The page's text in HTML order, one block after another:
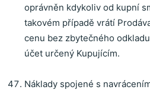
oprávněn kdykoliv od kupní
takovém případě vrátí
cenu bez zbytečného
účet určený Kupujícím.
Náklady spojené s